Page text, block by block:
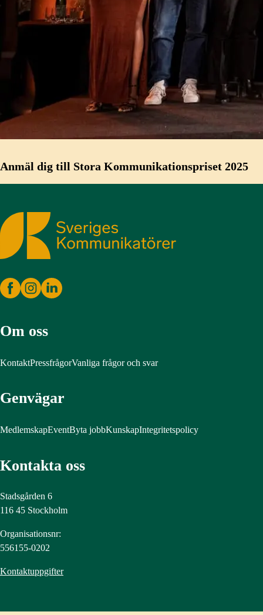
Anmäl dig till Stora Kommunikationspriset 2025
Sveriges Kommunikatörer
Om oss
KontaktPressfrågorVanliga frågor och svar
Genvägar
MedlemskapEventByta jobbKunskapIntegritetspolicy
Kontakta oss
Stadsgården 6
116 45 Stockholm
Organisationsnr:
556155-0202
Kontaktuppgifter